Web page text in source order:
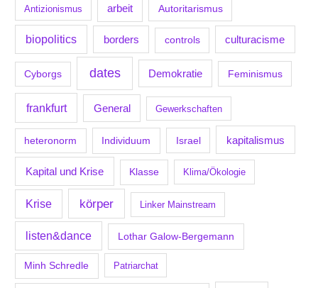
Antizionismus arbeit Autoritarismus
biopolitics borders controls culturacisme
Cyborgs dates Demokratie Feminismus
frankfurt General Gewerkschaften
heteronorm Individuum Israel kapitalismus
Kapital und Krise Klasse Klima/Ökologie
Krise körper Linker Mainstream
listen&dance Lothar Galow-Bergemann
Minh Schredle Patriarchat